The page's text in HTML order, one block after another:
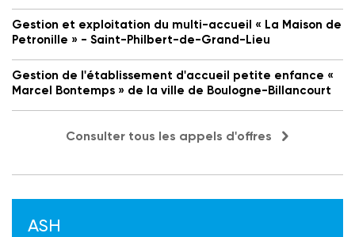
Gestion et exploitation du multi-accueil « La Maison de
Petronille » - Saint-Philbert-de-Grand-Lieu
Gestion de l'établissement d'accueil petite enfance «
Marcel Bontemps » de la ville de Boulogne-Billancourt
Consulter tous les appels d'offres
ASH